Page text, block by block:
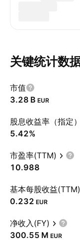
关键统计数
市值
‪3.28 B‬ EUR
股息收益率（指定）
5.42%
市盈率(TTM)
10.988
基本每股收益(TTM)
0.232 EUR
净收入(FY)
‪300.55 M‬ EUR